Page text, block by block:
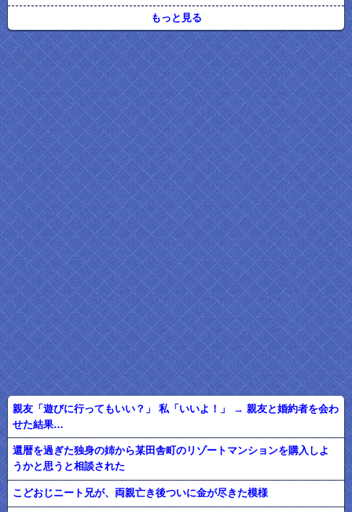
もっと見る
親友「遊びに行ってもいい？」 私「いいよ！」 → 親友と婚約者を会わ
せた結果…
還暦を過ぎた独身の姉から某田舎町のリゾートマンションを購入しよ
うかと思うと相談された
こどおじニート兄が、両親亡き後ついに金が尽きた模様